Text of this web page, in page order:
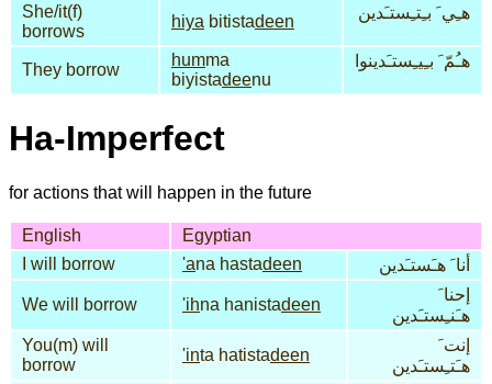
She/it(f)
borrows
hiya bitistadeen هـِي َ بـِتـِستـَدين
They borrow
humma
biyistadeenu
هـُمّ َ بـِيـِستـَدينوا
Ha-Imperfect
for actions that will happen in the future
English
Egyptian
I will borrow
'ana hastadeen أنا َ هـَستـَدين
We will borrow 'ihna hanistadeen
إحنا َ
هـَنـِستـَدين
You(m) will
borrow
'inta hatistadeen
إنت َ
هـَتـِستـَدين